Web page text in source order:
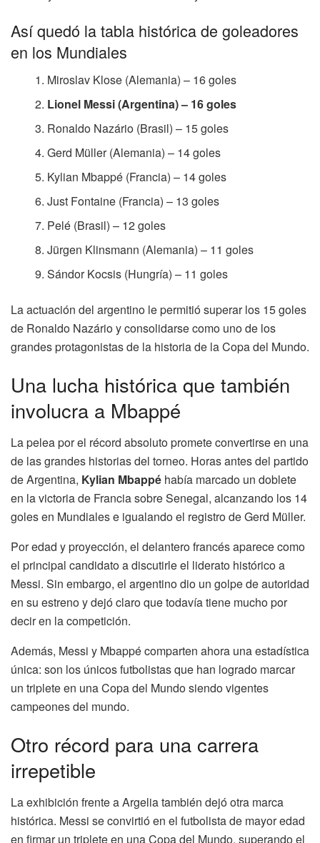
Así quedó la tabla histórica de goleadores
en los Mundiales
Miroslav Klose (Alemania) – 16 goles
Lionel Messi (Argentina) – 16 goles
Ronaldo Nazário (Brasil) – 15 goles
Gerd Müller (Alemania) – 14 goles
Kylian Mbappé (Francia) – 14 goles
Just Fontaine (Francia) – 13 goles
Pelé (Brasil) – 12 goles
Jürgen Klinsmann (Alemania) – 11 goles
Sándor Kocsis (Hungría) – 11 goles
La actuación del argentino le permitió superar los 15 goles
de Ronaldo Nazário y consolidarse como uno de los
grandes protagonistas de la historia de la Copa del Mundo.
Una lucha histórica que también
involucra a Mbappé
La pelea por el récord absoluto promete convertirse en una
de las grandes historias del torneo. Horas antes del partido
de Argentina, Kylian Mbappé había marcado un doblete
en la victoria de Francia sobre Senegal, alcanzando los 14
goles en Mundiales e igualando el registro de Gerd Müller.
Por edad y proyección, el delantero francés aparece como
el principal candidato a discutirle el liderato histórico a
Messi. Sin embargo, el argentino dio un golpe de autoridad
en su estreno y dejó claro que todavía tiene mucho por
decir en la competición.
Además, Messi y Mbappé comparten ahora una estadística
única: son los únicos futbolistas que han logrado marcar
un triplete en una Copa del Mundo siendo vigentes
campeones del mundo.
Otro récord para una carrera
irrepetible
La exhibición frente a Argelia también dejó otra marca
histórica. Messi se convirtió en el futbolista de mayor edad
en firmar un triplete en una Copa del Mundo, superando el